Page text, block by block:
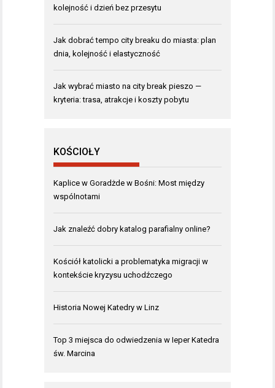
kolejność i dzień bez przesytu
Jak dobrać tempo city breaku do miasta: plan
dnia, kolejność i elastyczność
Jak wybrać miasto na city break pieszo —
kryteria: trasa, atrakcje i koszty pobytu
KOŚCIOŁY
Kaplice w Goradżde w Bośni: Most między
wspólnotami
Jak znaleźć dobry katalog parafialny online?
Kościół katolicki a problematyka migracji w
kontekście kryzysu uchodźczego
Historia Nowej Katedry w Linz
Top 3 miejsca do odwiedzenia w Ieper Katedra
św. Marcina